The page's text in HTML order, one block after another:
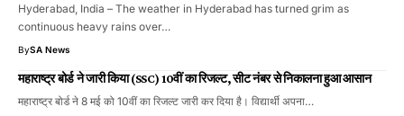
Hyderabad, India – The weather in Hyderabad has turned grim as
continuous heavy rains over…
BySA News
महाराष्ट्र बोर्ड ने जारी किया (SSC) 10वीं का रिजल्ट, सीट नंबर से निकालना हुआ आसान
महाराष्ट्र बोर्ड ने 8 मई को 10वीं का रिजल्ट जारी कर दिया है। विद्यार्थी अपना…